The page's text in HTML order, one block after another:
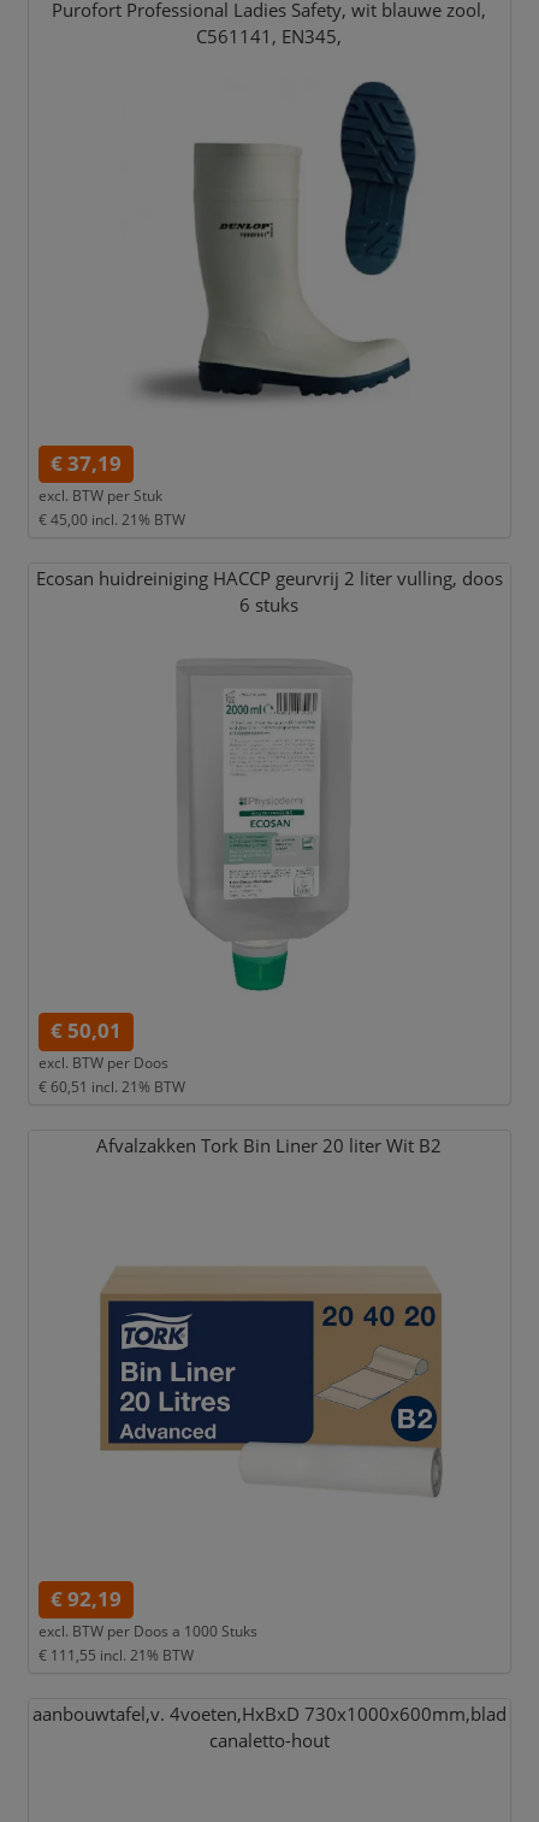
Purofort Professional Ladies Safety, wit blauwe zool,
C561141, EN345,
€ 37,19
excl. BTW per Stuk
€ 45,00 incl. 21% BTW
Ecosan huidreiniging HACCP geurvrij 2 liter vulling, doos
6 stuks
€ 50,01
excl. BTW per Doos
€ 60,51 incl. 21% BTW
Afvalzakken Tork Bin Liner 20 liter Wit B2
€ 92,19
excl. BTW per Doos a 1000 Stuks
€ 111,55 incl. 21% BTW
aanbouwtafel,v. 4voeten,HxBxD 730x1000x600mm,blad
canaletto-hout